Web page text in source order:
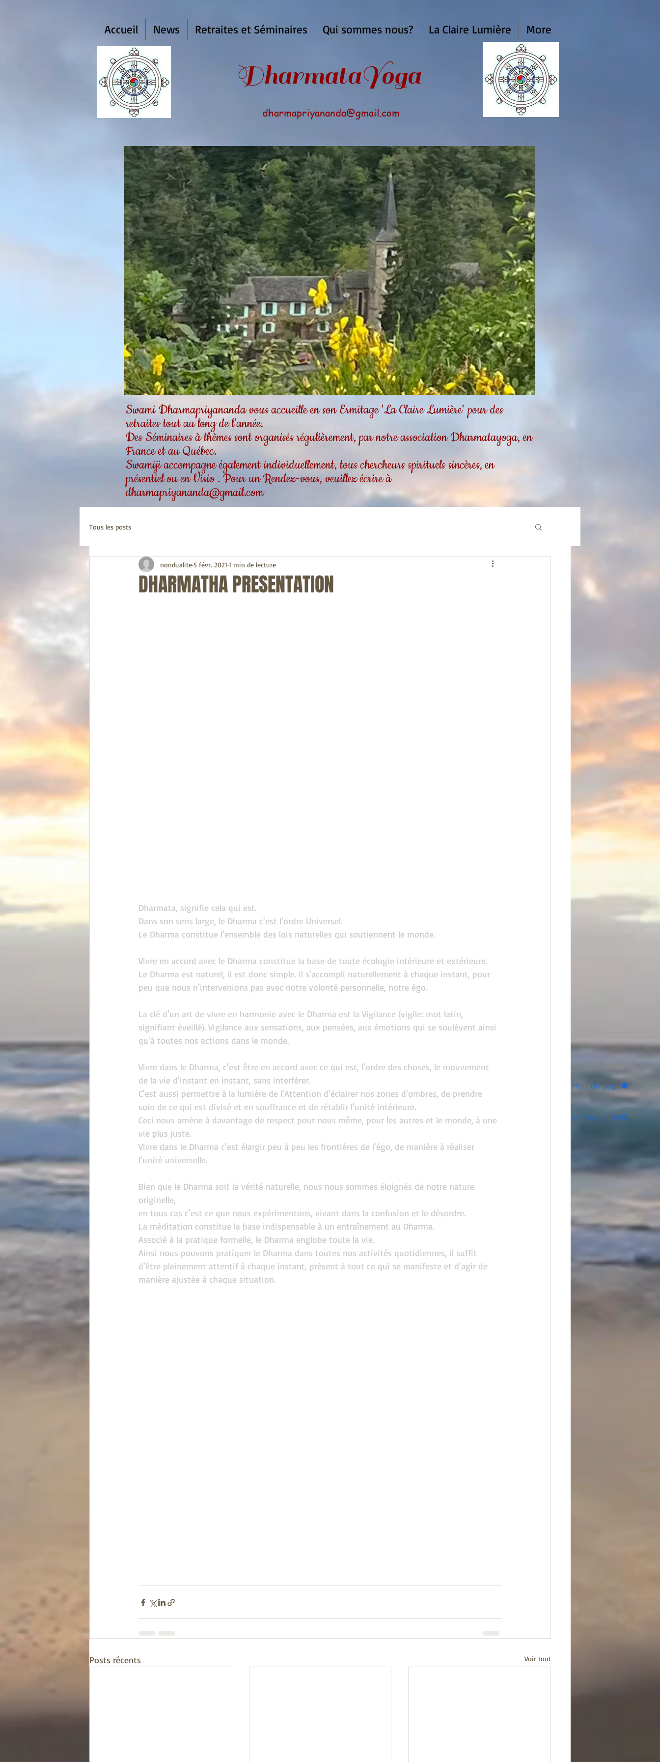
Accueil News Retraites et Séminaires Qui sommes nous? La Claire Lumière More
DharmataYoga
dharmapriyananda@gmail.com
Swami Dharmapriyananda vous accueille en son Ermitage 'La Claire Lumière' pour des
retraites tout au long de l'année.
Des Séminaires à thèmes sont organisés régulièrement, par notre association Dharmatayoga, en
France et au Québec.
Swamiji accompagne également individuellement, tous chercheurs spirituels sincères, en
présentiel ou en Visio . Pour un Rendez-vous, veuillez écrire à
dharmapriyananda@gmail.com
Haut de page
Le Yoga Nidra
Tous les posts
DHARMATHA PRESENTATION
nondualite5 févr. 2021 1 min de lecture
Dharmata, signifie cela qui est.
Dans son sens large, le Dharma c'est l'ordre Universel.
Le Dharma constitue l'ensemble des lois naturelles qui soutiennent le monde.
Vivre en accord avec le Dharma constitue la base de toute écologie intérieure et extérieure.
Le Dharma est naturel, il est donc simple. Il s'accompli naturellement à chaque instant, pour
peu que nous n'intervenions pas avec notre volonté personnelle, notre égo.
La clé d'un art de vivre en harmonie avec le Dharma est la Vigilance (vigile: mot latin,
signifiant éveillé). Vigilance aux sensations, aux pensées, aux émotions qui se soulèvent ainsi
qu'à toutes nos actions dans le monde.
Vivre dans le Dharma, c'est être en accord avec ce qui est, l'ordre des choses, le mouvement
de la vie d'instant en instant, sans interférer.
C'est aussi permettre à la lumière de l'Attention d'éclairer nos zones d'ombres, de prendre
soin de ce qui est divisé et en souffrance et de rétablir l'unité intérieure.
Ceci nous amène à davantage de respect pour nous même, pour les autres et le monde, à une
vie plus juste.
Vivre dans le Dharma c'est élargir peu à peu les frontières de l'égo, de manière à réaliser
l'unité universelle.
Bien que le Dharma soit la vérité naturelle, nous nous sommes éloignés de notre nature
originelle,
en tous cas c'est ce que nous expérimentons, vivant dans la confusion et le désordre.
La méditation constitue la base indispensable à un entraînement au Dharma.
Associé à la pratique formelle, le Dharma englobe toute la vie.
Ainsi nous pouvons pratiquer le Dharma dans toutes nos activités quotidiennes, il suffit
d'être pleinement attentif à chaque instant, présent à tout ce qui se manifeste et d'agir de
manière ajustée à chaque situation.
Posts récents Voir tout